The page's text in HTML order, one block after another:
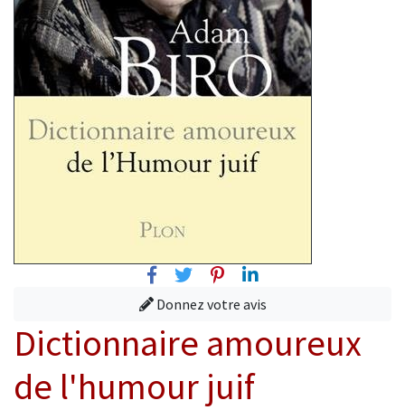
FacebookTwitterPinterest
Linkedin
Donnez votre avis
Dictionnaire amoureux
de l'humour juif